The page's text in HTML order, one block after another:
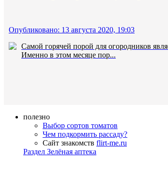
Опубликовано: 13 августа 2020, 19:03
Самой горячей порой для огородников
Именно в этом месяце пор...
полезно
Выбор сортов томатов
Чем подкормить рассаду?
Сайт знакомств flirt-me.ru
Раздел Зелёная аптека